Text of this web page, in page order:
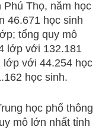
Thọ, năm học
46.671 học sinh
tổng quy mô
lớp với 132.181
lớp với 44.254 học
học sinh.
học phổ thông
mô lớn nhất tỉnh